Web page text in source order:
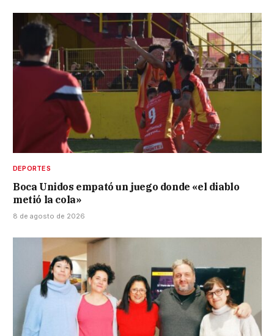
DEPORTES
Boca Unidos empató un juego donde «el diablo
metió la cola»
8 de agosto de 2026